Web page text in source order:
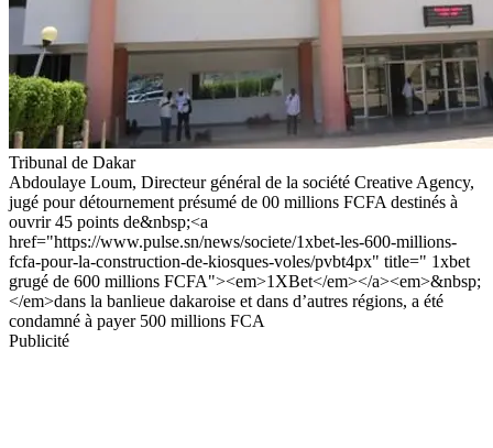
Tribunal de Dakar
Abdoulaye Loum, Directeur général de la société Creative Agency,
jugé pour détournement présumé de 00 millions FCFA destinés à
ouvrir 45 points de&nbsp;<a
href="https://www.pulse.sn/news/societe/1xbet-les-600-millions-
fcfa-pour-la-construction-de-kiosques-voles/pvbt4px" title=" 1xbet
grugé de 600 millions FCFA"><em>1XBet</em></a><em>&nbsp;
</em>dans la banlieue dakaroise et dans d’autres régions, a été
condamné à payer 500 millions FCA
Publicité